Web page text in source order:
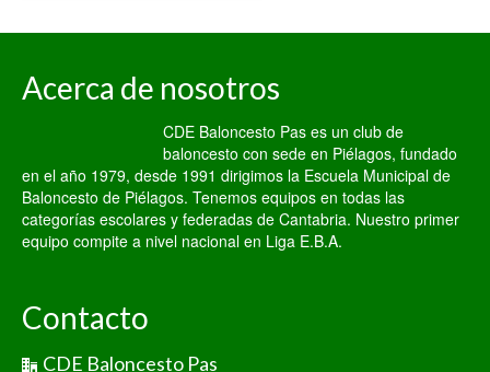
Acerca de nosotros
CDE Baloncesto Pas es un club de
baloncesto con sede en Piélagos, fundado
en el año 1979, desde 1991 dirigimos la Escuela Municipal de
Baloncesto de Piélagos. Tenemos equipos en todas las
categorías escolares y federadas de Cantabria. Nuestro primer
equipo compite a nivel nacional en Liga E.B.A.
Contacto
CDE Baloncesto Pas